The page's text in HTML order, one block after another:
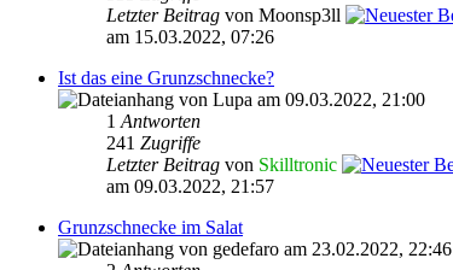
Letzter Beitrag von Moonsp3ll
am 15.03.2022, 07:26
Ist das eine Grunzschnecke?
von Lupa am 09.03.2022, 21:00
1 Antworten
241 Zugriffe
Letzter Beitrag von Skilltronic
am 09.03.2022, 21:57
Grunzschnecke im Salat
von gedefaro am 23.02.2022, 22:46